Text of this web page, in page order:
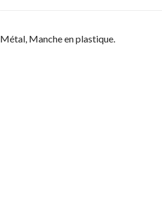
Métal, Manche en plastique.